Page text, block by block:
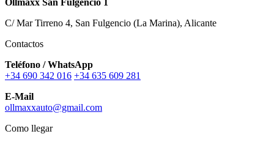
Ollmaxx San Fulgencio 1
C/ Mar Tirreno 4, San Fulgencio (La Marina), Alicante
Contactos
Teléfono / WhatsApp
+34 690 342 016 +34 635 609 281
E-Mail
ollmaxxauto@gmail.com
Como llegar